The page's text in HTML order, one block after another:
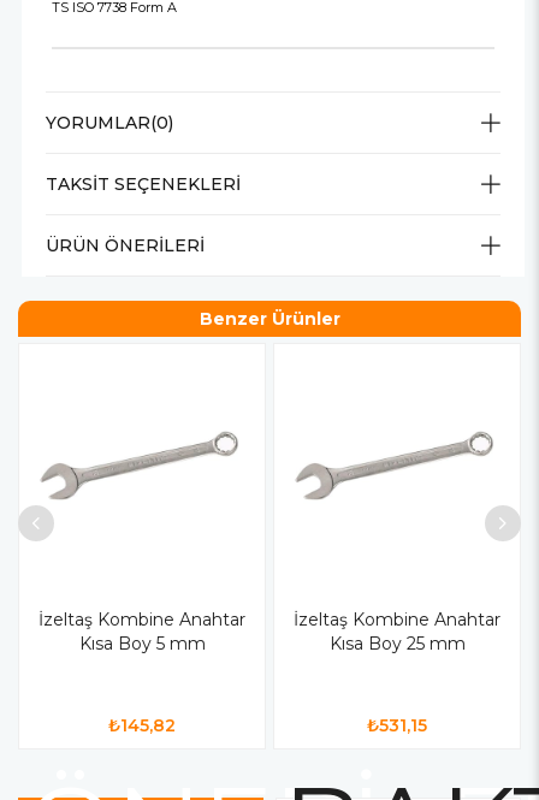
TS ISO 7738 Form A
YORUMLAR(0)
TAKSIT SEÇENEKLERI
ÜRÜN ÖNERILERI
Benzer Ürünler
İzeltaş Kombine Anahtar
Kısa Boy 5 mm
₺145,82
İzeltaş Kombine Anahtar
Kısa Boy 25 mm
₺531,15